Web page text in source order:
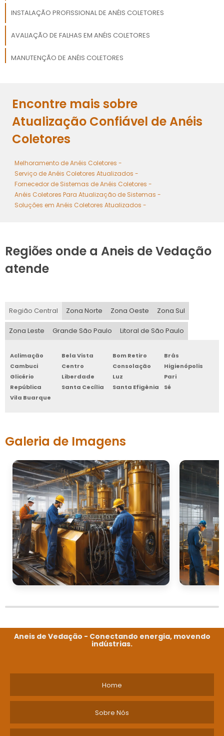
INSTALAÇÃO PROFISSIONAL DE ANÉIS COLETORES
AVALIAÇÃO DE FALHAS EM ANÉIS COLETORES
MANUTENÇÃO DE ANÉIS COLETORES
ATUALIZAÇÃO DE SISTEMAS ANÉIS COLETORES ELÉTRICOS
Encontre mais sobre
Atualização Confiável de Anéis
Coletores
Melhoramento de Anéis Coletores -
Serviço de Anéis Coletores Atualizados -
Fornecedor de Sistemas de Anéis Coletores -
Anéis Coletores Para Atualização de Sistemas -
Soluções em Anéis Coletores Atualizados -
Regiões onde a Aneis de Vedação
atende
Região Central Zona Norte Zona Oeste Zona Sul
Zona Leste Grande São Paulo Litoral de São Paulo
Aclimação Bela Vista Bom Retiro
Brás
Cambuci
Centro Consolação
Higienópolis
Glicério
Liberdade Luz
Pari
República
Santa Cecília Santa Efigênia
Sé
Vila Buarque
Galeria de Imagens
Aneis de Vedação - Conectando energia, movendo
indústrias.
Home
Sobre Nós